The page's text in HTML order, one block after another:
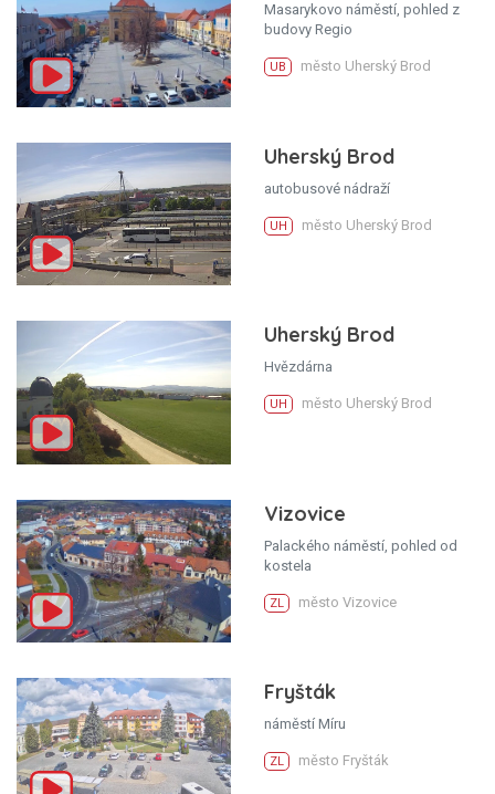
Masarykovo náměstí, pohled z
budovy Regio
UB město Uherský Brod
Uherský Brod
autobusové nádraží
UH město Uherský Brod
Uherský Brod
Hvězdárna
UH město Uherský Brod
Vizovice
Palackého náměstí, pohled od
kostela
ZL město Vizovice
Fryšták
náměstí Míru
ZL město Fryšták